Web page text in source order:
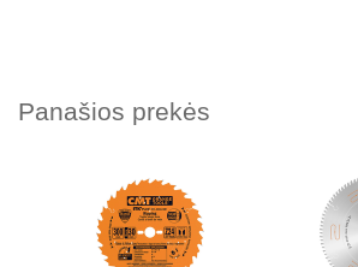
Panašios prekės